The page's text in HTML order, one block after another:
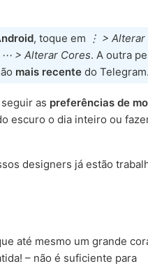
, toque em
⋮ > Alterar
⋯ > Alterar Cores. A outra
mais recente do Telegram.
as preferências de
escuro o dia inteiro ou
designers já estão
até mesmo um grande
– não é suficiente para